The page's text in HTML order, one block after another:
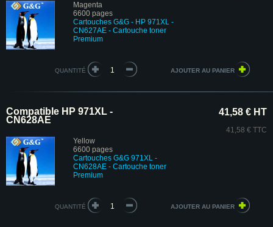
Magenta
6600 pages
Cartouches G&G - HP 971XL -
CN627AE - Cartouche toner
Premium
QUANTITÉ
Compatible HP 971XL -
CN628AE
Yellow
6600 pages
Cartouches G&G 971XL -
CN628AE - Cartouche toner
Premium
41,58 € HT
41,58 € TTC
QUANTITÉ